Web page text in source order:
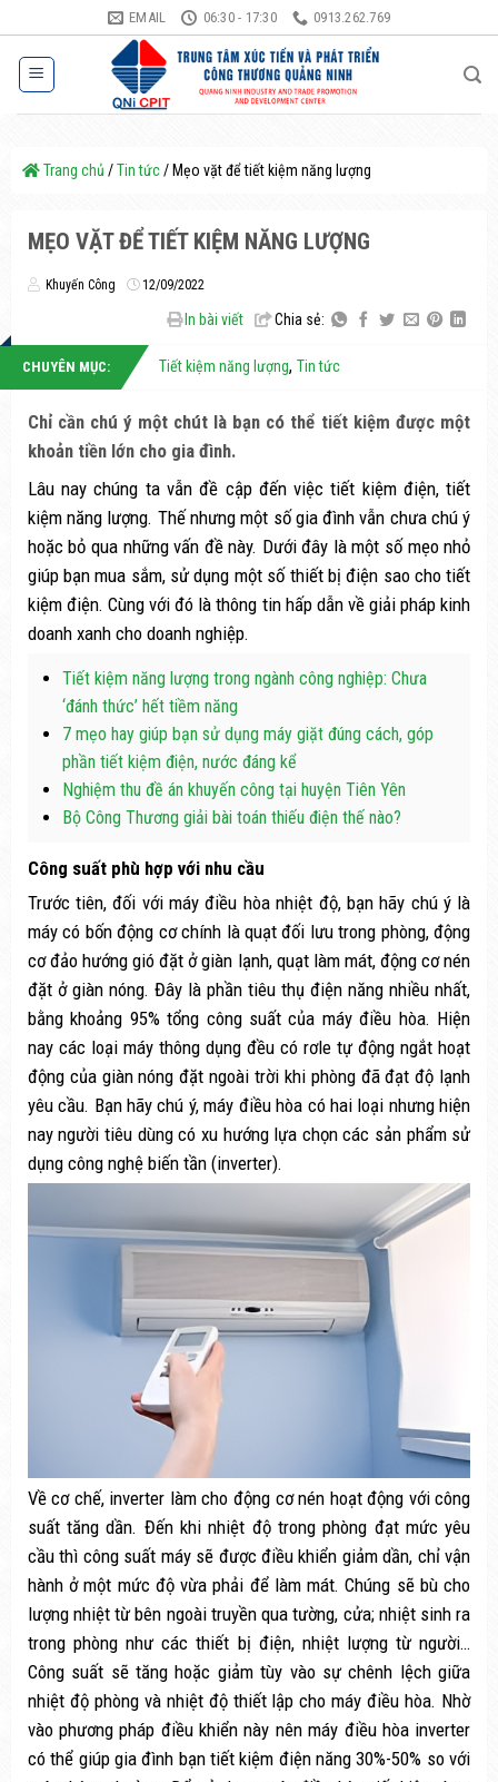
qua
dung
EMAIL 06:30 - 17:30 0913.262.769
Trang chủ /Tin tức/ Mẹo vặt để tiết kiệm năng lượng
MẸO VẶT ĐỂ TIẾT KIỆM NĂNG LƯỢNG
Khuyến Công 12/09/2022
In bài viết Chia sẻ:
CHUYÊN MỤC: Tiết kiệm năng lượng, Tin tức
Chỉ cần chú ý một chút là bạn có thể tiết kiệm được một
khoản tiền lớn cho gia đình.
Lâu nay chúng ta vẫn đề cập đến việc tiết kiệm điện, tiết
kiệm năng lượng. Thế nhưng một số gia đình vẫn chưa chú ý
hoặc bỏ qua những vấn đề này. Dưới đây là một số mẹo nhỏ
giúp bạn mua sắm, sử dụng một số thiết bị điện sao cho tiết
kiệm điện. Cùng với đó là thông tin hấp dẫn về giải pháp kinh
doanh xanh cho doanh nghiệp.
Tiết kiệm năng lượng trong ngành công nghiệp: Chưa
‘đánh thức’ hết tiềm năng
7 mẹo hay giúp bạn sử dụng máy giặt đúng cách, góp
phần tiết kiệm điện, nước đáng kể
Nghiệm thu đề án khuyến công tại huyện Tiên Yên
Bộ Công Thương giải bài toán thiếu điện thế nào?
Công suất phù hợp với nhu cầu
Trước tiên, đối với máy điều hòa nhiệt độ, bạn hãy chú ý là
máy có bốn động cơ chính là quạt đối lưu trong phòng, động
cơ đảo hướng gió đặt ở giàn lạnh, quạt làm mát, động cơ nén
đặt ở giàn nóng. Đây là phần tiêu thụ điện năng nhiều nhất,
bằng khoảng 95% tổng công suất của máy điều hòa. Hiện
nay các loại máy thông dụng đều có rơle tự động ngắt hoạt
động của giàn nóng đặt ngoài trời khi phòng đã đạt độ lạnh
yêu cầu. Bạn hãy chú ý, máy điều hòa có hai loại nhưng hiện
nay người tiêu dùng có xu hướng lựa chọn các sản phẩm sử
dụng công nghệ biến tần (inverter).
Về cơ chế, inverter làm cho động cơ nén hoạt động với công
suất tăng dần. Đến khi nhiệt độ trong phòng đạt mức yêu
cầu thì công suất máy sẽ được điều khiển giảm dần, chỉ vận
hành ở một mức độ vừa phải để làm mát. Chúng sẽ bù cho
lượng nhiệt từ bên ngoài truyền qua tường, cửa; nhiệt sinh ra
trong phòng như các thiết bị điện, nhiệt lượng từ người…
Công suất sẽ tăng hoặc giảm tùy vào sự chênh lệch giữa
nhiệt độ phòng và nhiệt độ thiết lập cho máy điều hòa. Nhờ
vào phương pháp điều khiển này nên máy điều hòa inverter
có thể giúp gia đình bạn tiết kiệm điện năng 30%-50% so với